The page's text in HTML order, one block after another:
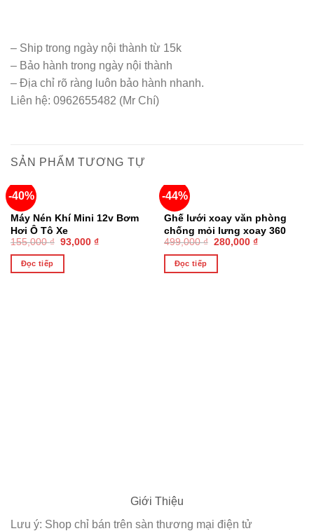
– Ship trong ngày nội thành từ 15k
– Bảo hành trong ngày nội thành
– Địa chỉ rõ ràng luôn bảo hành nhanh.
Liên hệ: 0962655482 (Mr Chí)
SẢN PHẨM TƯƠNG TỰ
-40%
HẾT HÀNG
Máy Nén Khí Mini 12v Bơm
Hơi Ô Tô Xe
155,000₫ 93,000 ₫
Đọc tiếp
-44%
HẾT HÀNG
Ghế lưới xoay văn phòng
chống mỏi lưng xoay 360
cao cấp
499,000₫ 280,000 ₫
Đọc tiếp
Giới Thiệu
Lưu ý: Shop chỉ bán trên sàn thương mại điện tử